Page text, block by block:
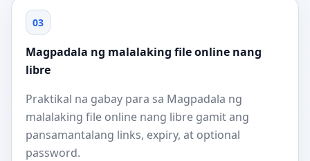
03
Magpadala ng malalaking file online nang
libre
Praktikal na gabay para sa Magpadala ng
malalaking file online nang libre gamit ang
pansamantalang links, expiry, at optional
password.